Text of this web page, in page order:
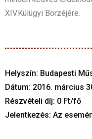
XIV.Külügyi Börzéjére.
Helyszín: Budapesti
Dátum: 2016. március
Részvételi díj: 0 Ft/fő
Jelentkezés: Az